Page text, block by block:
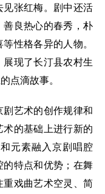
见张红梅。剧中还活
善良热心的春秀，朴
性格各异的人物。
现了长汀县农村生
点滴故事。
艺术的创作规律和
的基础上进行新的
元素融入京剧唱腔
的特点和优势；在舞
重戏曲艺术空灵、简